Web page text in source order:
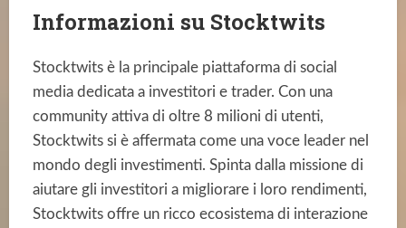
Informazioni su Stocktwits
Stocktwits è la principale piattaforma di social
media dedicata a investitori e trader. Con una
community attiva di oltre 8 milioni di utenti,
Stocktwits si è affermata come una voce leader nel
mondo degli investimenti. Spinta dalla missione di
aiutare gli investitori a migliorare i loro rendimenti,
Stocktwits offre un ricco ecosistema di interazione